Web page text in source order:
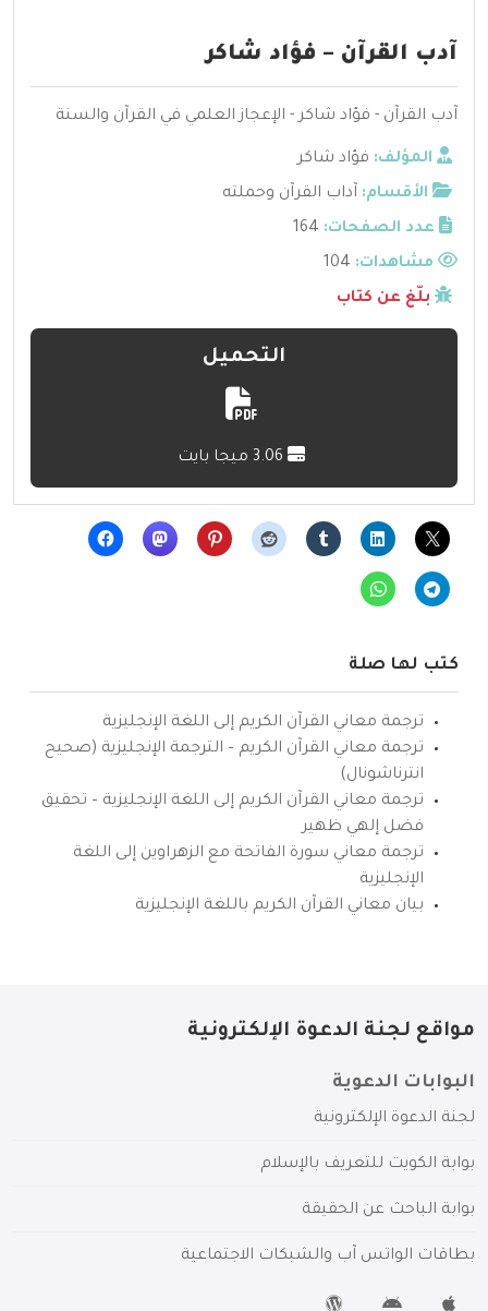
آدب القرآن – فؤاد شاكر
آدب القرآن - فؤاد شاكر - الإعجاز العلمي في القرآن والسنة
المؤلف: فؤاد شاكر
الأقسام: آداب القرآن وحملته
عدد الصفحات: 164
مشاهدات:
بلّغ عن كتاب
التحميل
كتب لها صلة
ترجمة معاني القرآن الكريم إلى اللغة الإنجليزية
ترجمة معاني القرآن الكريم – الترجمة الإنجليزية (صحيح
انترناشونال)
ترجمة معاني القرآن الكريم إلى اللغة الإنجليزية – تحقيق
فضل إلهي ظهير
ترجمة معاني سورة الفاتحة مع الزهراوين إلى اللغة
الإنجليزية
بيان معاني القرآن الكريم باللغة الإنجليزية
مواقع لجنة الدعوة الإلكترونية
البوابات الدعوية
لجنة الدعوة الإلكترونية
بوابة الكويت للتعريف بالإسلام
بوابة الباحث عن الحقيقة
بطاقات الواتس آب والشبكات الاجتماعية